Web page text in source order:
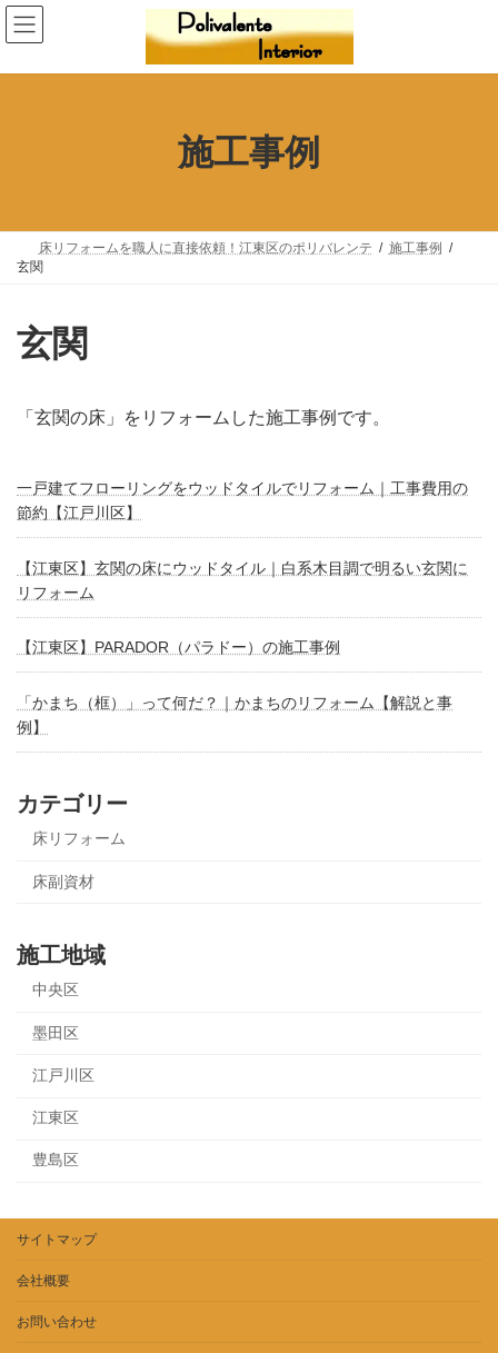
コ
ン
ン
ナ
ビ
ー
施工事例
床リフォームを職人に直接依頼！江東区のポリバレンテ
施工事例
玄関
玄関
「玄関の床」をリフォームした施工事例です。
一戸建てフローリングをウッドタイルでリフォーム｜工事費用の
節約【江戸川区】
【江東区】玄関の床にウッドタイル｜白系木目調で明るい玄関に
リフォーム
【江東区】PARADOR（パラドー）の施工事例
「かまち（框）」って何だ？｜かまちのリフォーム【解説と事
例】
カテゴリー
床リフォーム
床副資材
施工地域
中央区
墨田区
江戸川区
江東区
豊島区
サイトマップ
会社概要
お問い合わせ